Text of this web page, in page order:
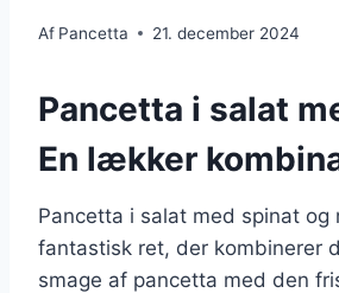
Af Pancetta 21. december 2024
Pancetta i salat
En lækker
Pancetta i salat med spinat og
fantastisk ret, der kombinerer
smage af pancetta med den